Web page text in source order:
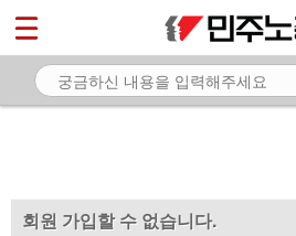
회원 가입할 수 없습니다.
마이페이지
소개
자료